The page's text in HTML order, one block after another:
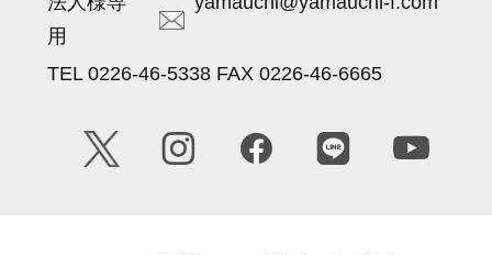
用
TEL 0226-46-5338 FAX 0226-46-6665